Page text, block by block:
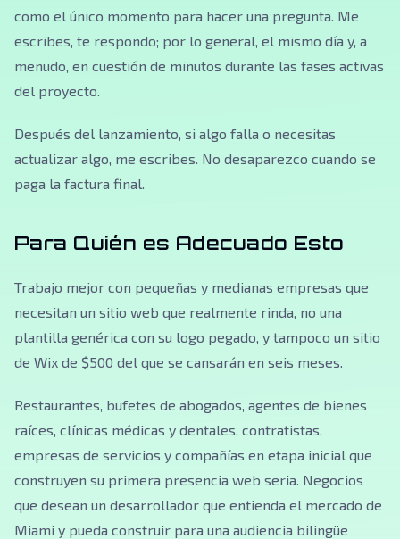
como el único momento para hacer una pregunta. Me
escribes, te respondo; por lo general, el mismo día y, a
menudo, en cuestión de minutos durante las fases activas
del proyecto.
Después del lanzamiento, si algo falla o necesitas
actualizar algo, me escribes. No desaparezco cuando se
paga la factura final.
Para Quién es Adecuado Esto
Trabajo mejor con pequeñas y medianas empresas que
necesitan un sitio web que realmente rinda, no una
plantilla genérica con su logo pegado, y tampoco un sitio
de Wix de $500 del que se cansarán en seis meses.
Restaurantes, bufetes de abogados, agentes de bienes
raíces, clínicas médicas y dentales, contratistas,
empresas de servicios y compañías en etapa inicial que
construyen su primera presencia web seria. Negocios
que desean un desarrollador que entienda el mercado de
Miami y pueda construir para una audiencia bilingüe